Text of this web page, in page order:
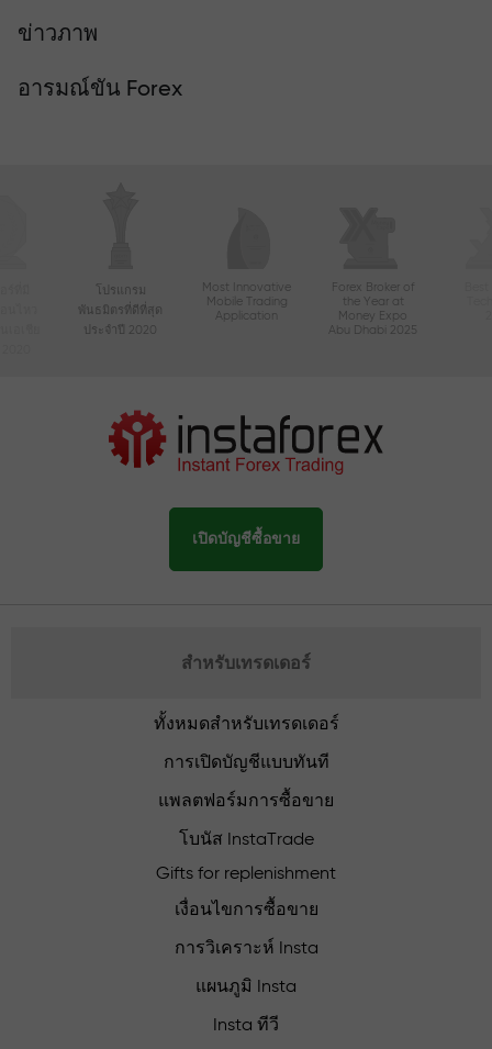
ข่าวภาพ
อารมณ์ขัน Forex
โปรแกรม
พันธมิตรที่ดีที่สุด
ประจำปี 2020
Most Innovative
Mobile Trading
Application
Forex Broker of
the Year at
Money Expo
Abu Dhabi 2025
เปิดบัญชีซื้อขาย
สำหรับเทรดเดอร์
ทั้งหมดสำหรับเทรดเดอร์
การเปิดบัญชีแบบทันที
แพลตฟอร์มการซื้อขาย
โบนัส InstaTrade
Gifts for replenishment
เงื่อนไขการซื้อขาย
การวิเคราะห์ Insta
แผนภูมิ Insta
Insta ทีวี